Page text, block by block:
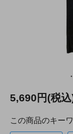
5,690円(税込
この商品のキー